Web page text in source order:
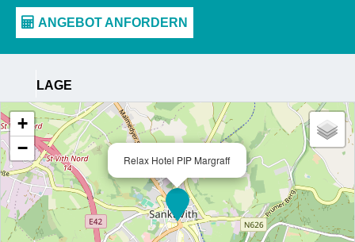
LAGE
Relax Hotel PIP Margraff
+
−